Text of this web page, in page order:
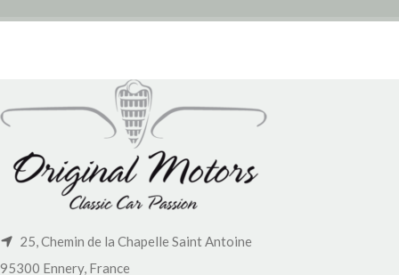
25, Chemin de la Chapelle Saint Antoine
95300 Ennery, France